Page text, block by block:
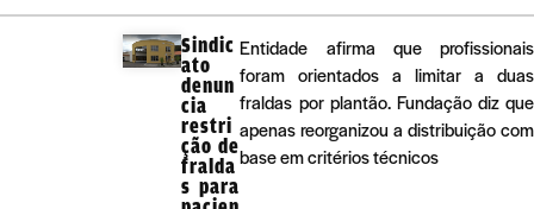
Sindic
ato
denun
cia
restri
ção de
fralda
s para
Entidade afirma que profissionais
foram orientados a limitar a duas
fraldas por plantão. Fundação diz que
apenas reorganizou a distribuição com
base em critérios técnicos